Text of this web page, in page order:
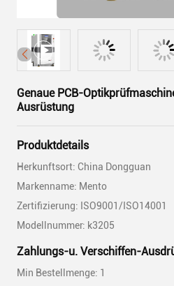
Genaue PCB-
Ausrüstung
Produktdetails
Herkunftsort: China Dongguan
Markenname: Mento
Zertifizierung: ISO9001/ISO14001
Modellnummer: k3205
Zahlungs-u. Verschiffen-
Min Bestellmenge: 1